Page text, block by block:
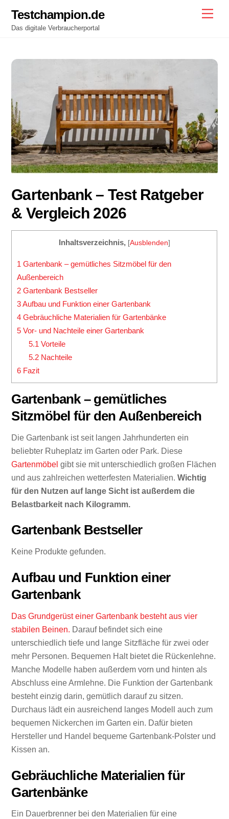
content
Testchampion.de
Das digitale Verbraucherportal
Gartenbank – Test Ratgeber
& Vergleich 2026
Inhaltsverzeichnis, [Ausblenden]
1 Gartenbank – gemütliches Sitzmöbel für den
Außenbereich
2 Gartenbank Bestseller
3Aufbau und Funktion einer Gartenbank
4 Gebräuchliche Materialien für Gartenbänke
5 Vor- und Nachteile einer Gartenbank
5.1 Vorteile
5.2 Nachteile
6 Fazit
Gartenbank – gemütliches
Sitzmöbel für den Außenbereich
Die Gartenbank ist seit langen Jahrhunderten ein
beliebter Ruheplatz im Garten oder Park. Diese
Gartenmöbel gibt sie mit unterschiedlich großen Flächen
und aus zahlreichen wetterfesten Materialien.Wichtig
für den Nutzen auf lange Sicht ist außerdem die
Belastbarkeit nach Kilogramm.
Gartenbank Bestseller
Keine Produkte gefunden.
Aufbau und Funktion einer
Gartenbank
Das Grundgerüst einer Gartenbank besteht aus vier
stabilen Beinen. Darauf befindet sich eine
unterschiedlich tiefe und lange Sitzfläche für zwei oder
mehr Personen. Bequemen Halt bietet die Rückenlehne.
Manche Modelle haben außerdem vorn und hinten als
Abschluss eine Armlehne. Die Funktion der Gartenbank
besteht einzig darin, gemütlich darauf zu sitzen.
Durchaus lädt ein ausreichend langes Modell auch zum
bequemen Nickerchen im Garten ein. Dafür bieten
Hersteller und Handel bequeme Gartenbank-Polster und
Kissen an.
Gebräuchliche Materialien für
Gartenbänke
Ein Dauerbrenner bei den Materialien für eine